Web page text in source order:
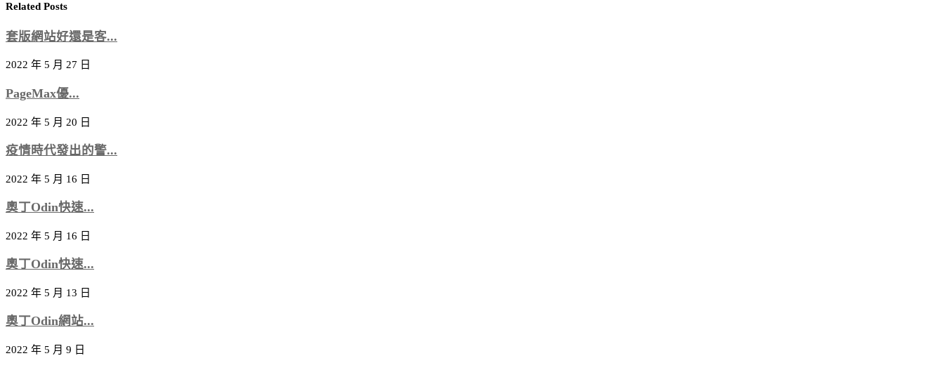
Related Posts
套版網站好還是客...
2022 年 5 月 27 日
PageMax優...
2022 年 5 月 20 日
疫情時代發出的警...
2022 年 5 月 16 日
奧丁Odin快速...
2022 年 5 月 16 日
奧丁Odin快速...
2022 年 5 月 13 日
奧丁Odin網站...
2022 年 5 月 9 日